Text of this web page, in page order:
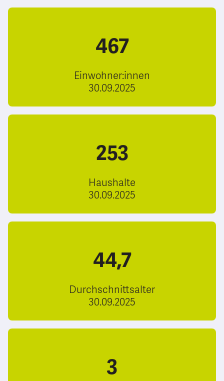
467
Einwohner:innen
30.09.2025
253
Haushalte
30.09.2025
44,7
Durchschnittsalter
30.09.2025
3